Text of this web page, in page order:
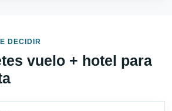
DECIDIR
vuelo + hotel para